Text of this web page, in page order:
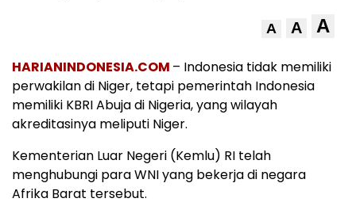
A A A
HARIANINDONESIA.COM – Indonesia tidak memiliki
perwakilan di Niger, tetapi pemerintah Indonesia
memiliki KBRI Abuja di Nigeria, yang wilayah
akreditasinya meliputi Niger.
Kementerian Luar Negeri (Kemlu) RI telah
menghubungi para WNI yang bekerja di negara
Afrika Barat tersebut.